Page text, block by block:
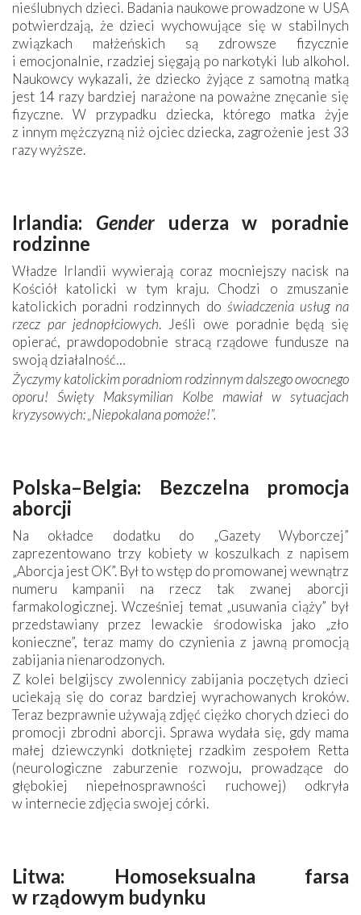
nieślubnych dzieci. Badania naukowe prowadzone w USA
potwierdzają, że dzieci wychowujące się w stabilnych
związkach małżeńskich są zdrowsze fizycznie
i emocjonalnie, rzadziej sięgają po narkotyki lub alkohol.
Naukowcy wykazali, że dziecko żyjące z samotną matką
jest 14 razy bardziej narażone na poważne znęcanie się
fizyczne. W przypadku dziecka, którego matka żyje
z innym mężczyzną niż ojciec dziecka, zagrożenie jest 33
razy wyższe.
Irlandia: Genderuderza w poradnie
rodzinne
Władze Irlandii wywierają coraz mocniejszy nacisk na
Kościół katolicki w tym kraju. Chodzi o zmuszanie
katolickich poradni rodzinnych do świadczenia usług na
rzecz par jednopłciowych. Jeśli owe poradnie będą się
opierać, prawdopodobnie stracą rządowe fundusze na
swoją działalność…
Życzymy katolickim poradniom rodzinnym dalszego owocnego
oporu! Święty Maksymilian Kolbe mawiał w sytuacjach
kryzysowych: „Niepokalana pomoże!”.
Polska–Belgia: Bezczelna promocja
aborcji
Na okładce dodatku do „Gazety Wyborczej”
zaprezentowano trzy kobiety w koszulkach z napisem
„Aborcja jest OK”. Był to wstęp do promowanej wewnątrz
numeru kampanii na rzecz tak zwanej aborcji
farmakologicznej. Wcześniej temat „usuwania ciąży” był
przedstawiany przez lewackie środowiska jako „zło
konieczne”, teraz mamy do czynienia z jawną promocją
zabijania nienarodzonych.
Z kolei belgijscy zwolennicy zabijania poczętych dzieci
uciekają się do coraz bardziej wyrachowanych kroków.
Teraz bezprawnie używają zdjęć ciężko chorych dzieci do
promocji zbrodni aborcji. Sprawa wydała się, gdy mama
małej dziewczynki dotkniętej rzadkim zespołem Retta
(neurologiczne zaburzenie rozwoju, prowadzące do
głębokiej niepełnosprawności ruchowej) odkryła
w internecie zdjęcia swojej córki.
Litwa: Homoseksualna farsa
w rządowym budynku